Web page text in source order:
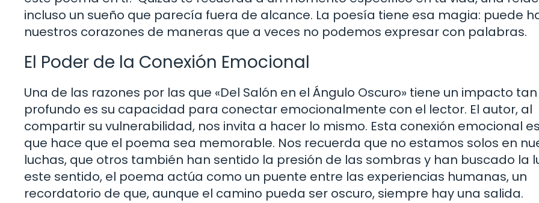
incluso un sueño que parecía fuera de alcance. La poesía tiene esa magia: puede
nuestros corazones de maneras que a veces no podemos expresar con palabras.
El Poder de la Conexión Emocional
Una de las razones por las que «Del Salón en el Ángulo Oscuro» tiene un impacto tan
profundo es su capacidad para conectar emocionalmente con el lector. El autor, al
compartir su vulnerabilidad, nos invita a hacer lo mismo. Esta conexión emocional
que hace que el poema sea memorable. Nos recuerda que no estamos solos en
luchas, que otros también han sentido la presión de las sombras y han buscado la
este sentido, el poema actúa como un puente entre las experiencias humanas, un
recordatorio de que, aunque el camino pueda ser oscuro, siempre hay una salida.